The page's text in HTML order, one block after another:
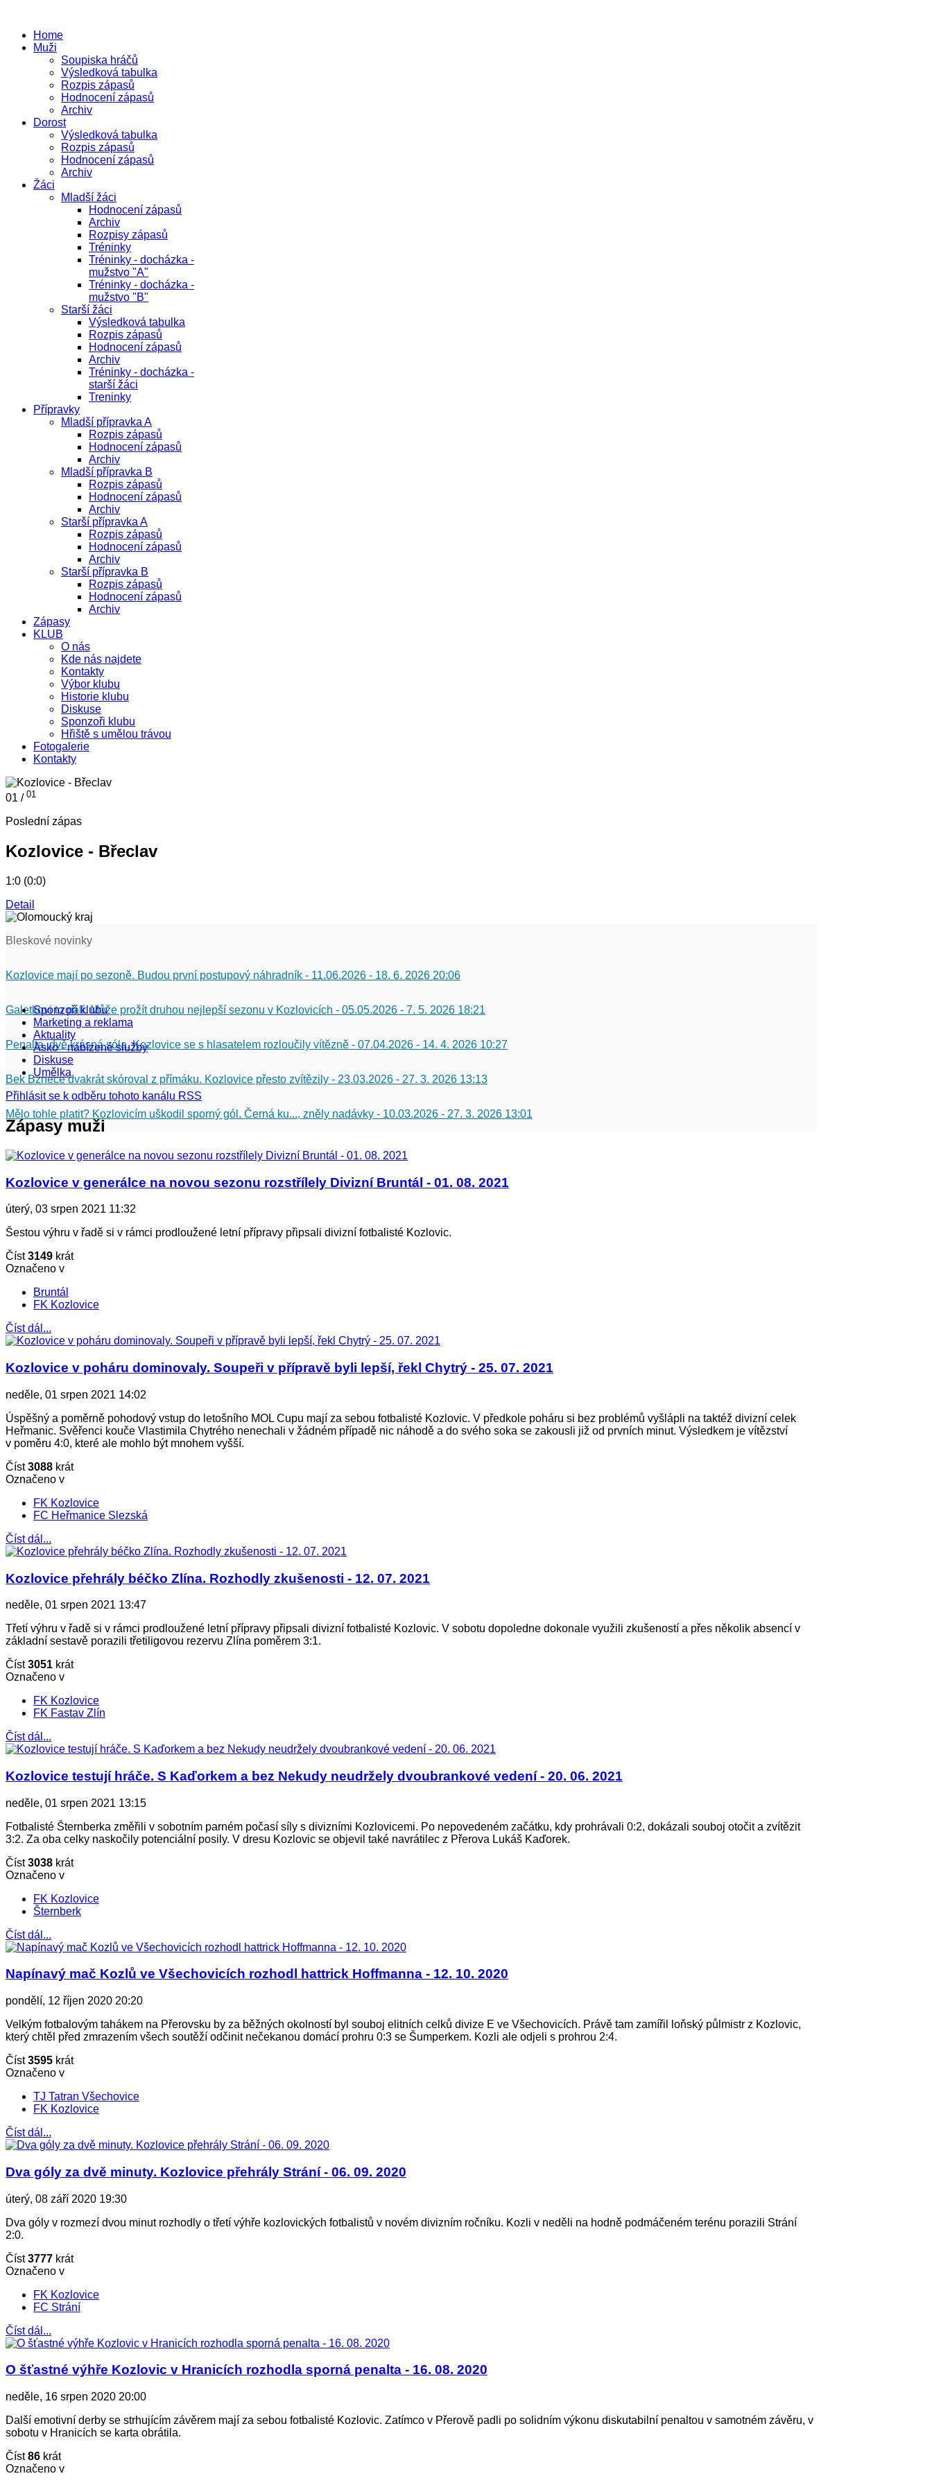
Home
Muži
Soupiska hráčů
Výsledková tabulka
Rozpis zápasů
Hodnocení zápasů
Archiv
Dorost
Výsledková tabulka
Rozpis zápasů
Hodnocení zápasů
Archiv
Žáci
Mladší žáci
Hodnocení zápasů
Archiv
Rozpisy zápasů
Tréninky
Tréninky - docházka -
mužstvo "A"
Tréninky - docházka -
mužstvo "B"
Starší žáci
Výsledková tabulka
Rozpis zápasů
Hodnocení zápasů
Archiv
Tréninky - docházka -
starší žáci
Treninky
Přípravky
Mladší přípravka A
Rozpis zápasů
Hodnocení zápasů
Archiv
Mladší přípravka B
Rozpis zápasů
Hodnocení zápasů
Archiv
Starší přípravka A
Rozpis zápasů
Hodnocení zápasů
Archiv
Starší přípravka B
Rozpis zápasů
Hodnocení zápasů
Archiv
Zápasy
KLUB
O nás
Kde nás najdete
Kontakty
Výbor klubu
Historie klubu
Diskuse
Sponzoři klubu
Hřiště s umělou trávou
Fotogalerie
Kontakty
01 / 01
Poslední zápas
Kozlovice - Břeclav
1:0 (0:0)
Detail
Bleskové novinky
Kozlovice mají po sezoně. Budou první postupový náhradník - 11.06.2026 - 18. 6. 2026 20:06
Galetkovi to pálí. Může prožít druhou nejlepší sezonu v Kozlovicích - 05.05.2026 - 7. 5. 2026 18:21
Penalta, dvě krásná sóla. Kozlovice se s hlasatelem rozloučily vítězně - 07.04.2026 - 14. 4. 2026 10:27
Bek Bznece dvakrát skóroval z přímáku. Kozlovice přesto zvítězily - 23.03.2026 - 27. 3. 2026 13:13
Mělo tohle platit? Kozlovicím uškodil sporný gól. Černá ku..., zněly nadávky - 10.03.2026 - 27. 3. 2026 13:01
Sponzoři klubu
Marketing a reklama
Aktuality
Asko - nabízené služby
Diskuse
Umělka
Přihlásit se k odběru tohoto kanálu RSS
Zápasy muži
Kozlovice v generálce na novou sezonu rozstřílely Divizní Bruntál - 01. 08. 2021
úterý, 03 srpen 2021 11:32
Šestou výhru v řadě si v rámci prodloužené letní přípravy připsali divizní fotbalisté Kozlovic.
Číst3149 krát
Označeno v
Bruntál
FK Kozlovice
Číst dál...
Kozlovice v poháru dominovaly. Soupeři v přípravě byli lepší, řekl Chytrý - 25. 07. 2021
neděle, 01 srpen 2021 14:02
Úspěšný a poměrně pohodový vstup do letošního MOL Cupu mají za sebou fotbalisté Kozlovic. V předkole poháru si bez problémů vyšlápli na taktéž divizní celek
Heřmanic. Svěřenci kouče Vlastimila Chytrého nenechali v žádném případě nic náhodě a do svého soka se zakousli již od prvních minut. Výsledkem je vítězství
v poměru 4:0, které ale mohlo být mnohem vyšší.
Číst3088 krát
Označeno v
FK Kozlovice
FC Heřmanice Slezská
Číst dál...
Kozlovice přehrály béčko Zlína. Rozhodly zkušenosti - 12. 07. 2021
neděle, 01 srpen 2021 13:47
Třetí výhru v řadě si v rámci prodloužené letní přípravy připsali divizní fotbalisté Kozlovic. V sobotu dopoledne dokonale využili zkušeností a přes několik absencí v
základní sestavě porazili třetiligovou rezervu Zlína poměrem 3:1.
Číst3051 krát
Označeno v
FK Kozlovice
FK Fastav Zlín
Číst dál...
Kozlovice testují hráče. S Kaďorkem a bez Nekudy neudržely dvoubrankové vedení - 20. 06. 2021
neděle, 01 srpen 2021 13:15
Fotbalisté Šternberka změřili v sobotním parném počasí síly s divizními Kozlovicemi. Po nepovedeném začátku, kdy prohrávali 0:2, dokázali souboj otočit a zvítězit
3:2. Za oba celky naskočily potenciální posily. V dresu Kozlovic se objevil také navrátilec z Přerova Lukáš Kaďorek.
Číst3038 krát
Označeno v
FK Kozlovice
Šternberk
Číst dál...
Napínavý mač Kozlů ve Všechovicích rozhodl hattrick Hoffmanna - 12. 10. 2020
pondělí, 12 říjen 2020 20:20
Velkým fotbalovým tahákem na Přerovsku by za běžných okolností byl souboj elitních celků divize E ve Všechovicích. Právě tam zamířil loňský půlmistr z Kozlovic,
který chtěl před zmrazením všech soutěží odčinit nečekanou domácí prohru 0:3 se Šumperkem. Kozli ale odjeli s prohrou 2:4.
Číst3595 krát
Označeno v
TJ Tatran Všechovice
FK Kozlovice
Číst dál...
Dva góly za dvě minuty. Kozlovice přehrály Strání - 06. 09. 2020
úterý, 08 září 2020 19:30
Dva góly v rozmezí dvou minut rozhodly o třetí výhře kozlovických fotbalistů v novém divizním ročníku. Kozli v neděli na hodně podmáčeném terénu porazili Strání
2:0.
Číst3777 krát
Označeno v
FK Kozlovice
FC Strání
Číst dál...
O šťastné výhře Kozlovic v Hranicích rozhodla sporná penalta - 16. 08. 2020
neděle, 16 srpen 2020 20:00
Další emotivní derby se strhujícím závěrem mají za sebou fotbalisté Kozlovic. Zatímco v Přerově padli po solidním výkonu diskutabilní penaltou v samotném závěru, v
sobotu v Hranicích se karta obrátila.
Číst86 krát
Označeno v